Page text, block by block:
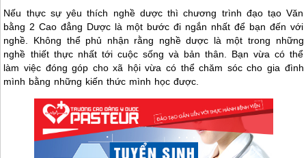
Nếu thực sự yêu thích nghề dược thì chương trình đạo tạo Văn
bằng 2 Cao đẳng Dược là một bước đi ngắn nhất để bạn đến với
nghề. Không thể phủ nhận rằng nghề dược là một trong những
nghề thiết thực nhất tới cuộc sống và bản thân. Bạn vừa có thể
làm việc đóng góp cho xã hội vừa có thể chăm sóc cho gia đình
mình bằng những kiến thức mình học được.